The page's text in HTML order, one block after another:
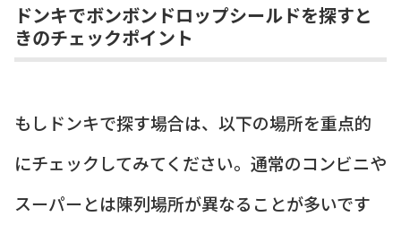
ドンキでボンボンドロップシールドを探すと
きのチェックポイント
もしドンキで探す場合は、以下の場所を重点的
にチェックしてみてください。通常のコンビニや
スーパーとは陳列場所が異なることが多いです